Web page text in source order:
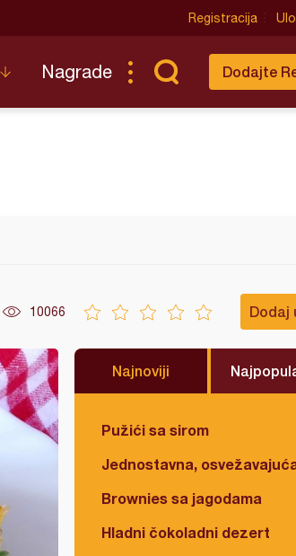
Registracija
Nagrade Dodajte
10066 Dodaj
Najnoviji
Pužići sa sirom
Jednostavna,
Brownies sa jagodama
Hladni čokoladni dezert